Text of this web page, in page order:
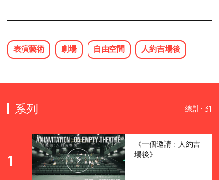
表演藝術 劇場 自由空間 人約吉場後
系列 總計: 31
1
《一個邀請：人約吉
場後》